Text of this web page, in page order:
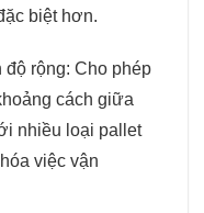
biệt hơn.
rộng: Cho phép
cách giữa
nhiều loại pallet
việc vận